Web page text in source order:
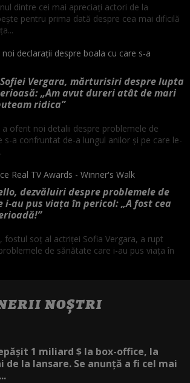
dintre cei mai apreciați actori de la
pentru prima dată despre cea mai dificilă
Vergara, mărturisiri despre lupta
„Am avut dureri atât de mari
ridica”
a oferit noi detalii despre problemele de
s-a confruntat de-a lungul anilor și pe care le-
dezvăluiri despre problemele de
i-au pus viața în pericol: „A fost cea
fostul soț al actriței Sofia Vergara, a rupt
de sănătate care i-au pus viața în
NOȘTRI
1 miliard $ la box-office, la
la lansare. Se anunță a fi cel mai